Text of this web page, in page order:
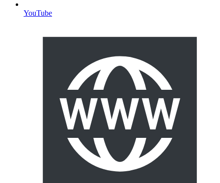
YouTube